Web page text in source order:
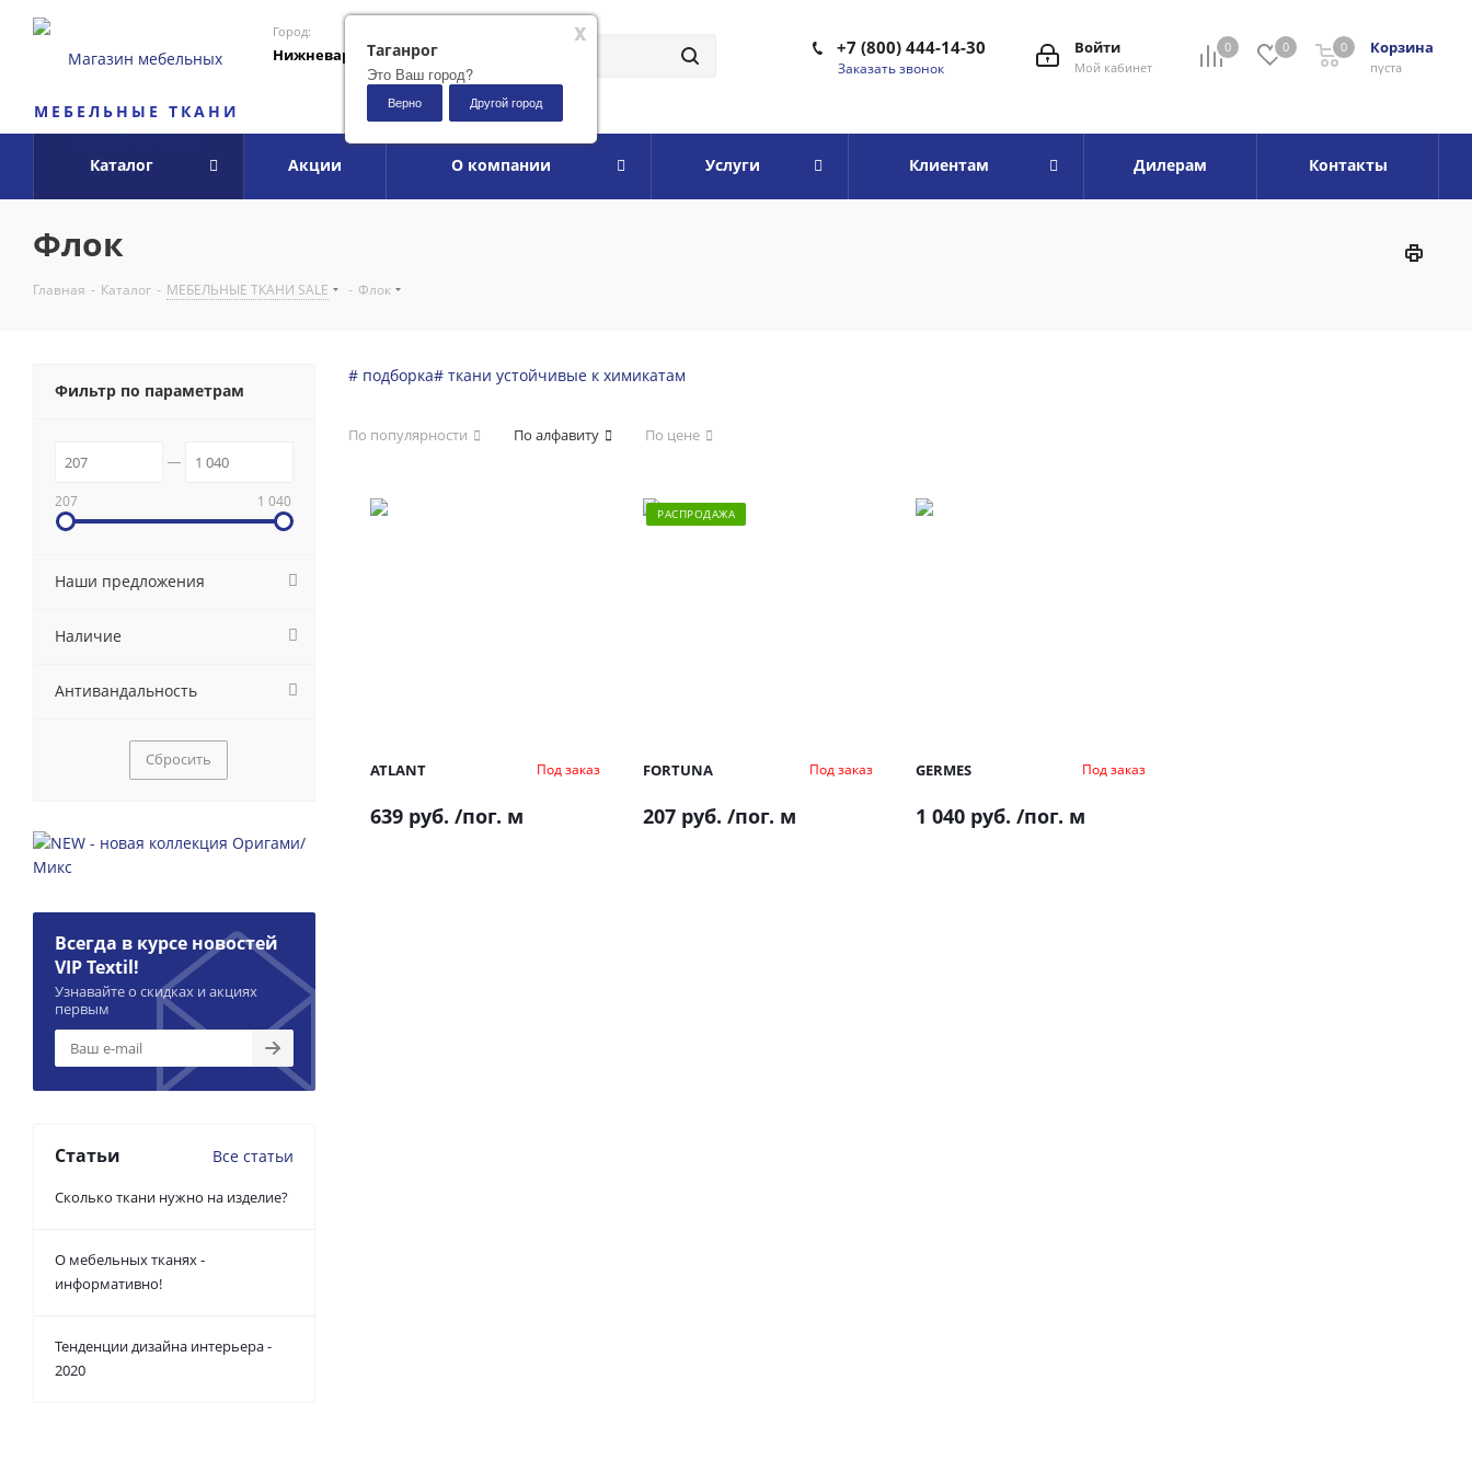
МЕБЕЛЬНЫЕ ТКАНИ
Город:
Нижневартовск 0 0 Корзина
пуста
0
Войти
Мой кабинет
+7 (800) 444-14-30
Заказать звонок
Каталог Акции О компании Услуги Клиентам Дилерам Контакты
x
Таганрог
Это Ваш город?
Верно Другой город
Флок
Главная - Каталог - МЕБЕЛЬНЫЕ ТКАНИ SALE - Флок
# подборка# ткани устойчивые к химикатам
По популярности По алфавиту По цене
ATLANT Под заказ
639 руб. /пог. м
РАСПРОДАЖА
FORTUNA Под заказ
207 руб. /пог. м
GERMES Под заказ
1 040 руб. /пог. м
Фильтр по параметрам
207 1 040
Наши предложения
Наличие
Антивандальность
Сбросить
Всегда в курсе новостей
VIP Textil!
Узнавайте о скидках и акциях
первым
Статьи Все статьи
Сколько ткани нужно на изделие?
О мебельных тканях -
информативно!
Тенденции дизайна интерьера -
2020